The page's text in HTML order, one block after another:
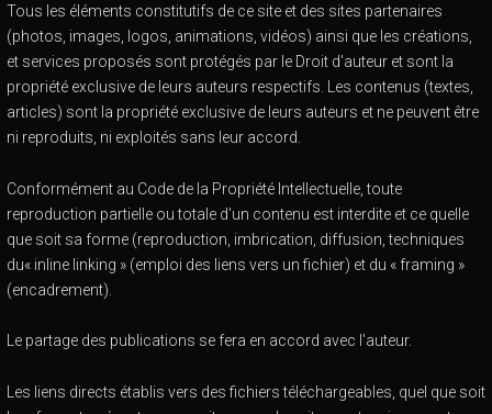
Tous les éléments constitutifs de ce site et des sites partenaires
(photos, images, logos, animations, vidéos) ainsi que les créations,
et services proposés sont protégés par le Droit d'auteur et sont la
propriété exclusive de leurs auteurs respectifs. Les contenus (textes,
articles) sont la propriété exclusive de leurs auteurs et ne peuvent être
ni reproduits, ni exploités sans leur accord.
Conformément au Code de la Propriété Intellectuelle, toute
reproduction partielle ou totale d'un contenu est interdite et ce quelle
que soit sa forme (reproduction, imbrication, diffusion, techniques
du« inline linking » (emploi des liens vers un fichier) et du « framing »
(encadrement).
Le partage des publications se fera en accord avec l'auteur.
Les liens directs établis vers des fichiers téléchargeables, quel que soit